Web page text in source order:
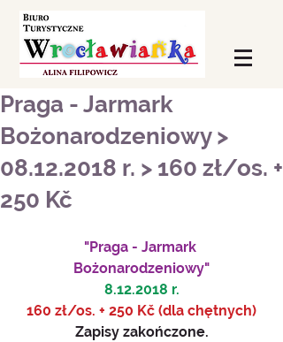
Praga - Jarmark
Bożonarodzeniowy >
08.12.2018 r. > 160 zł/os. +
250 Kč
"Praga - Jarmark
Bożonarodzeniowy"
8.12.2018 r.
160 zł/os. + 250 Kč (dla chętnych)
Zapisy zakończone.